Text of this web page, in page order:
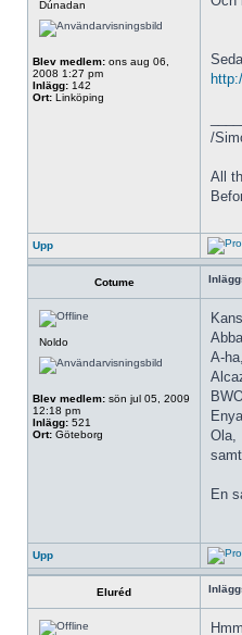
Dúnadan
Blev medlem: ons aug 06,
2008 1:27 pm
Inlägg: 142
Ort: Linköping
/
All
Upp
Cotume
Noldo
Blev medlem: sön jul 05, 2009
12:18 pm
Inlägg: 521
Ort: Göteborg
A-ha,
Ola,
En
Upp
Eluréd